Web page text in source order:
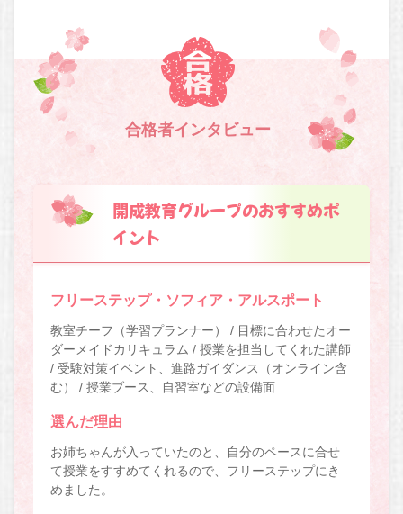
合格者インタビュー
開成教育グループのおすすめポ
イント
フリーステップ・ソフィア・アルスポート
教室チーフ（学習プランナー） / 目標に合わせたオー
ダーメイドカリキュラム / 授業を担当してくれた講師
/ 受験対策イベント、進路ガイダンス（オンライン含
む） / 授業ブース、自習室などの設備面
選んだ理由
お姉ちゃんが入っていたのと、自分のペースに合せ
て授業をすすめてくれるので、フリーステップにき
めました。